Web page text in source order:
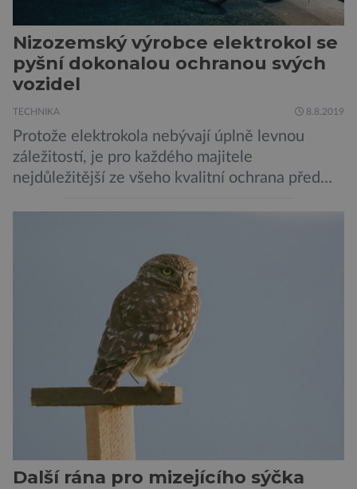
Nizozemský výrobce elektrokol se
pyšní dokonalou ochranou svých
vozidel
TECHNIKA 8.8.2019
Protože elektrokola nebývají úplně levnou
záležitostí, je pro každého majitele
nejdůležitější ze všeho kvalitní ochrana před
Skutečně nepřehání? Pokud se podrobněji
podíváme na ochranu jejich elektrokol
Electrified S2 a X2, pak je […]
Další rána pro mizejícího sýčka